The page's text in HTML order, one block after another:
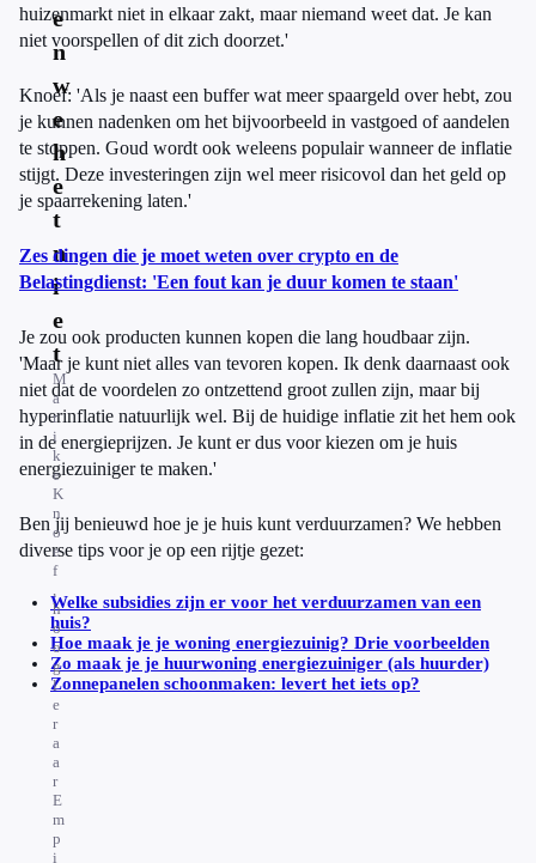
e
n
w
e
h
e
t
n
i
e
t
M
a
r
i
k
e
K
n
o
e
f
,
h
o
o
g
l
e
r
a
a
r
E
m
p
i
huizenmarkt niet in elkaar zakt, maar niemand weet dat. Je kan
niet voorspellen of dit zich doorzet.'
Knoef: 'Als je naast een buffer wat meer spaargeld over hebt, zou
je kunnen nadenken om het bijvoorbeeld in vastgoed of aandelen
te stoppen. Goud wordt ook weleens populair wanneer de inflatie
stijgt. Deze investeringen zijn wel meer risicovol dan het geld op
je spaarrekening laten.'
Zes dingen die je moet weten over crypto en de
Belastingdienst: 'Een fout kan je duur komen te staan'
Je zou ook producten kunnen kopen die lang houdbaar zijn.
'Maar je kunt niet alles van tevoren kopen. Ik denk daarnaast ook
niet dat de voordelen zo ontzettend groot zullen zijn, maar bij
hyperinflatie natuurlijk wel. Bij de huidige inflatie zit het hem ook
in de energieprijzen. Je kunt er dus voor kiezen om je huis
energiezuiniger te maken.'
Ben jij benieuwd hoe je je huis kunt verduurzamen? We hebben
diverse tips voor je op een rijtje gezet:
Welke subsidies zijn er voor het verduurzamen van een
huis?
Hoe maak je je woning energiezuinig? Drie voorbeelden
Zo maak je je huurwoning energiezuiniger (als huurder)
Zonnepanelen schoonmaken: levert het iets op?